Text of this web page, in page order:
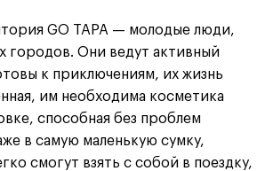
GO TAPA — молодые люди,
городов. Они ведут активный
к приключениям, их жизнь
им необходима косметика
способная без проблем
в самую маленькую сумку,
смогут взять с собой в поездку,